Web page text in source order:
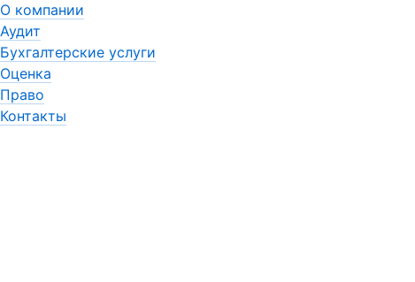
О компании
Аудит
Бухгалтерские услуги
Оценка
Право
Контакты